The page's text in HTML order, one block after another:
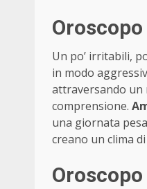
Un po’ irritabili,
in modo
attraversando un
comprensione.
una giornata
creano un clima